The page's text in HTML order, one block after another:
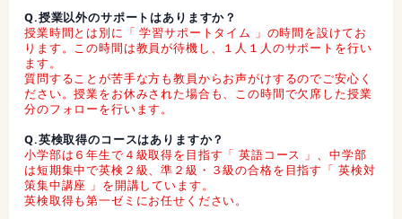
Q.授業以外のサポートはありますか？
授業時間とは別に「 学習サポートタイム 」の時間を設けてお
ります。この時間は教員が待機し、１人１人のサポートを行い
ます。
質問することが苦手な方も教員からお声がけするのでご安心く
ださい。授業をお休みされた場合も、この時間で欠席した授業
分のフォローを行います。
Q.英検取得のコースはありますか？
小学部は６年生で４級取得を目指す「 英語コース 」、中学部
は短期集中で英検２級、準２級・３級の合格を目指す「 英検対
策集中講座 」を開講しています。
英検取得も第一ゼミにお任せください。